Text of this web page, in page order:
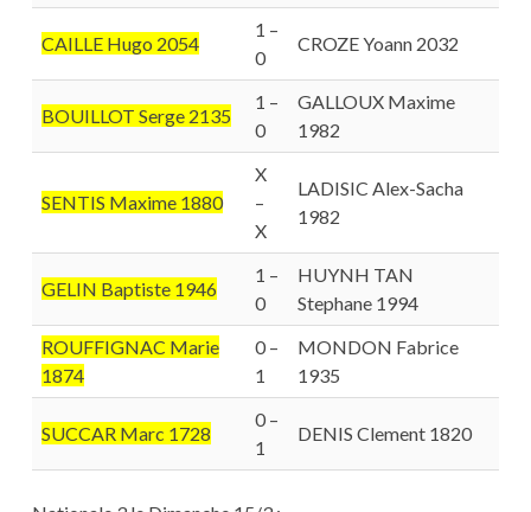
CAILLE Hugo 2054
1 –
0
CROZE Yoann 2032
BOUILLOT Serge 2135
1 –
0
GALLOUX Maxime
1982
SENTIS Maxime 1880
X
–
X
LADISIC Alex-Sacha
1982
GELIN Baptiste 1946
1 –
0
HUYNH TAN
Stephane 1994
ROUFFIGNAC Marie
1874
0 –
1
MONDON Fabrice
1935
SUCCAR Marc 1728
0 –
1
DENIS Clement 1820